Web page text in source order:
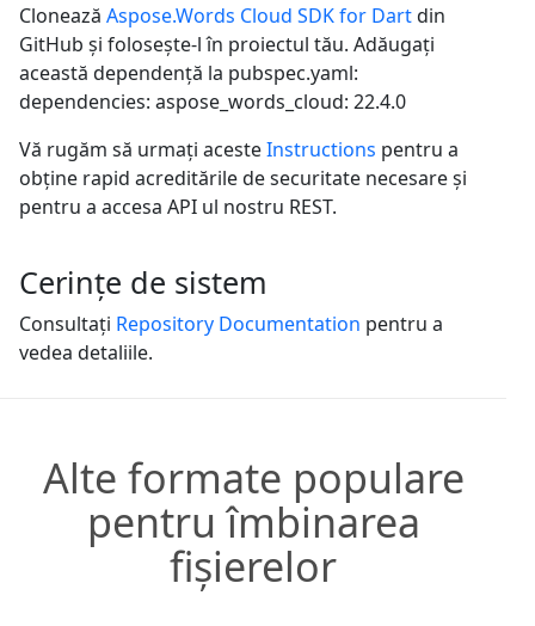
Clonează Aspose.Words Cloud SDK for Dartdin
GitHub și folosește-l în proiectul tău. Adăugați
această dependență la pubspec.yaml:
dependencies: aspose_words_cloud: 22.4.0
Vă rugăm să urmați acesteInstructions pentru a
obține rapid acreditările de securitate necesare și
pentru a accesa API ul nostru REST.
Cerințe de sistem
Consultați Repository Documentation pentru a
vedea detaliile.
Alte formate populare
pentru îmbinarea
fișierelor